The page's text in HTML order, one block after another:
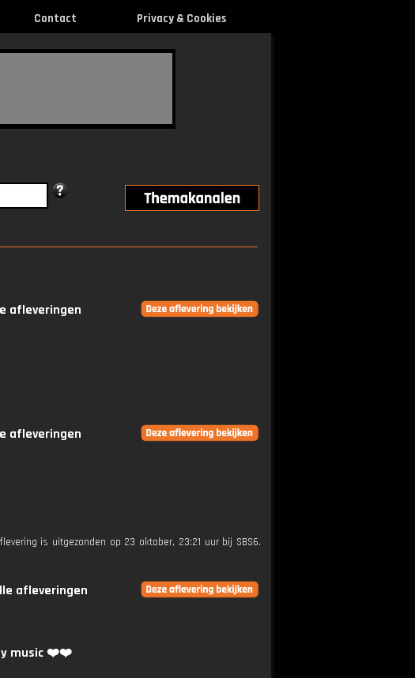
Contact Privacy & Cookies
afleveringen
afleveringen
is uitgezonden op 23 oktober, 23:21 uur bij SBS6.
afleveringen
music ❤️❤️